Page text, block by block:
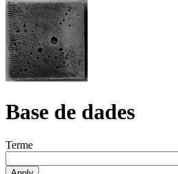
Base de dades
Terme